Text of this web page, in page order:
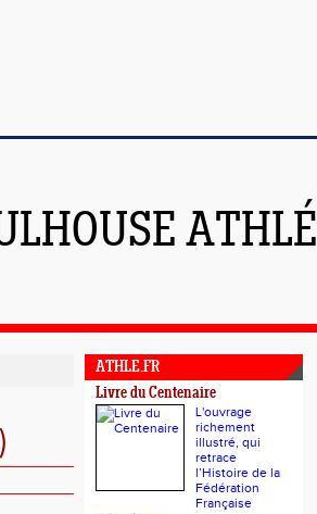
ATHLÉ
ATHLE.FR
Livre du Centenaire
L'ouvrage
richement
illustré, qui
retrace
l’Histoire de la
Fédération
Française